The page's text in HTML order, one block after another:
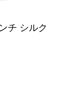
チ シルク